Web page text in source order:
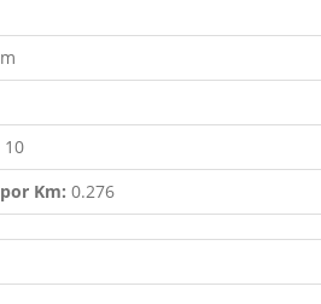
10
Km: 0.276